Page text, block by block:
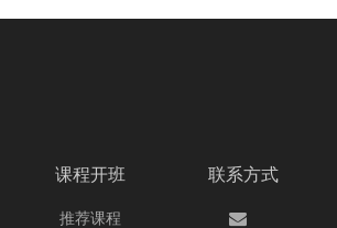
课程开班
推荐课程
联系方式